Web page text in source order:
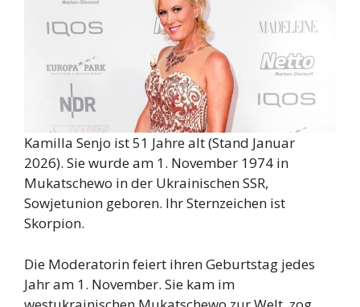
Kamilla Senjo ist 51 Jahre alt (Stand Januar
2026). Sie wurde am 1. November 1974 in
Mukatschewo in der Ukrainischen SSR,
Sowjetunion geboren. Ihr Sternzeichen ist
Skorpion.
Die Moderatorin feiert ihren Geburtstag jedes
Jahr am 1. November. Sie kam im